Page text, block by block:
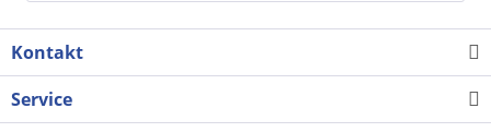
Kontakt
Service